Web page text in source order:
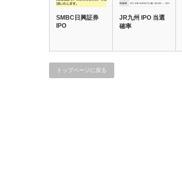
SMBC日興証券
IPO
JR九州 IPO 当選
確率
トップページに戻る